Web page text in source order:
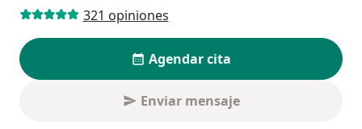
321 opiniones
Agendar cita
Enviar mensaje